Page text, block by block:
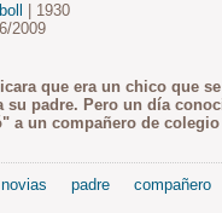
| 1930
2009
que era un chico que
su padre. Pero un día
a un compañero de
novias padre compañero